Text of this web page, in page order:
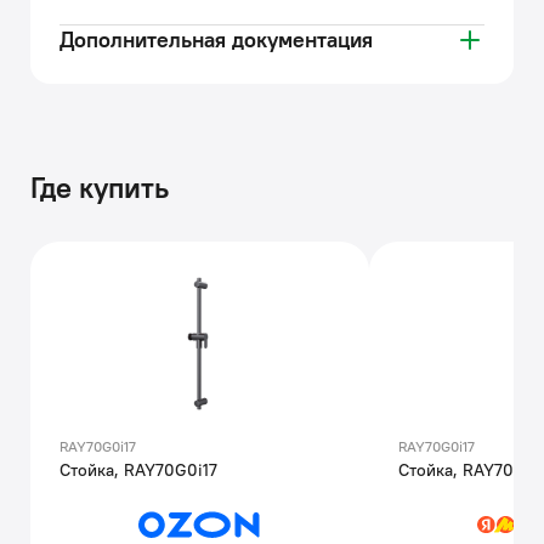
Дополнительная документация
Где купить
RAY70G0i17
Стойка, RAY70G0i17
RAY70G0i17
Стойка,